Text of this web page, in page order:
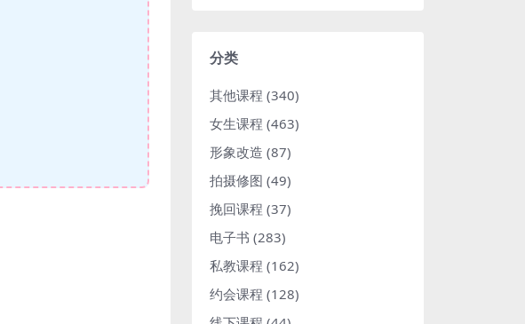
分类
其他课程 (340)
女生课程 (463)
形象改造 (87)
拍摄修图 (49)
挽回课程 (37)
电子书 (283)
私教课程 (162)
约会课程 (128)